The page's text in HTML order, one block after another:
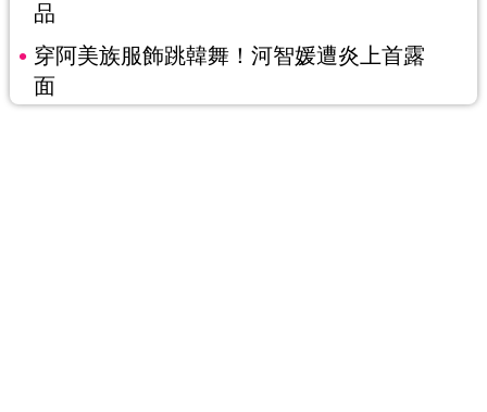
品
穿阿美族服飾跳韓舞！河智媛遭炎上首露
面